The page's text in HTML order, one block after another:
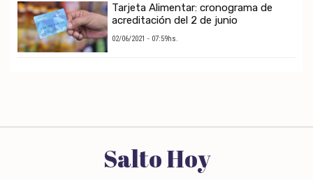
Tarjeta Alimentar: cronograma de
acreditación del 2 de junio
02/06/2021 - 07:59hs.
Salto Hoy